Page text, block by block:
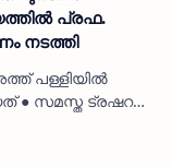
പ്രഫ.
നടത്തി
പള്ളിയിൽ
● സമസ്ത ട്രഷറർ